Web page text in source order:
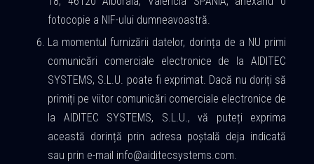
fotocopie a NIF-ului dumneavoastră.
La momentul furnizării datelor, dorința de a NU primi
comunicări comerciale electronice de la AIDITEC
SYSTEMS, S.L.U. poate fi exprimat. Dacă nu doriți să
primiți pe viitor comunicări comerciale electronice de
la AIDITEC SYSTEMS, S.L.U., vă puteți exprima
această dorință prin adresa poștală deja indicată
sau prin e-mail info@aiditecsystems.com.